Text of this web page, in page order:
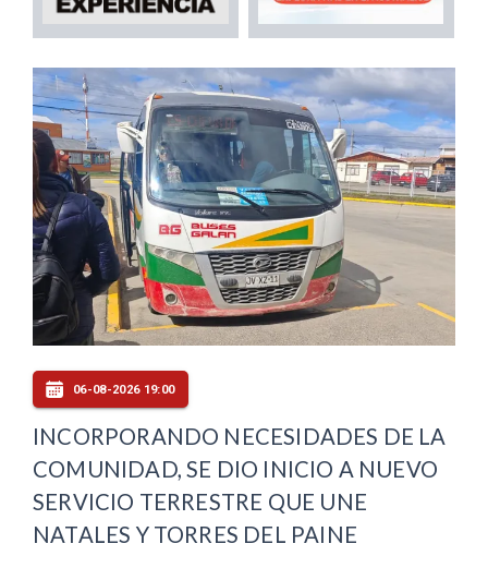
06-08-2026 19:00
INCORPORANDO NECESIDADES DE LA
COMUNIDAD, SE DIO INICIO A NUEVO
SERVICIO TERRESTRE QUE UNE
NATALES Y TORRES DEL PAINE